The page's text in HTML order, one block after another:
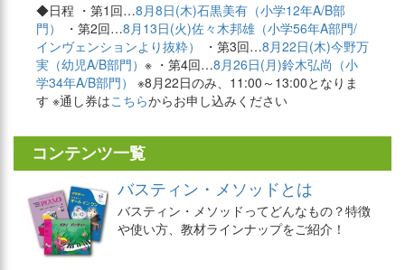
◆日程 ・第1回…8月8日(木)石黒美有（小学12年A/B部
門）
・第2回…8月13日(火)佐々木邦雄（小学56年A部門/
インヴェンションより抜粋）
・第3回…8月22日(木)今野万
実（幼児A/B部門） ※ ・第4回…8月26日(月)鈴木弘尚（小
学34年A/B部門）
※8月22日のみ、11:00～13:00となりま
す ※通し券はこちらからお申し込みください
コンテンツ一覧
バスティン・メソッドとは
バスティン・メソッドってどんなもの？特徴
や使い方、教材ラインナップをご紹介！